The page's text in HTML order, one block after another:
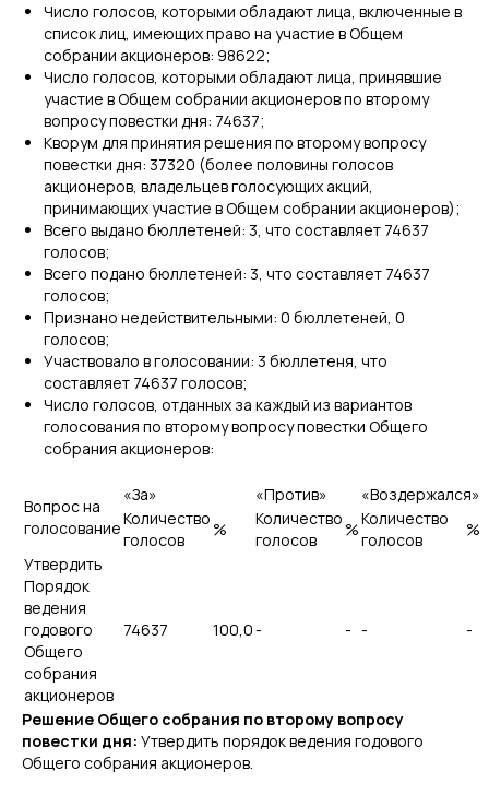
Число голосов, которыми обладают лица, включенные в
список лиц, имеющих право на участие в Общем
собрании акционеров: 98622;
Число голосов, которыми обладают лица, принявшие
участие в Общем собрании акционеров по второму
вопросу повестки дня: 74637;
Кворум для принятия решения по второму вопросу
повестки дня: 37320 (более половины голосов
акционеров, владельцев голосующих акций,
принимающих участие в Общем собрании акционеров);
Всего выдано бюллетеней: 3, что составляет 74637
голосов;
Всего подано бюллетеней: 3, что составляет 74637
голосов;
Признано недействительными: 0 бюллетеней, 0
голосов;
Участвовало в голосовании: 3 бюллетеня, что
составляет 74637 голосов;
Число голосов, отданных за каждый из вариантов
голосования по второму вопросу повестки Общего
собрания акционеров:
Вопрос на
голосование
«За» «Против»
«Воздержался»
Количество
голосов
%
Количество
голосов
%
Количество
голосов
%
Утвердить
Порядок
ведения
годового
Общего
собрания
акционеров
74637 100,0- - - -
Решение Общего собрания по второму вопросу
повестки дня: Утвердить порядок ведения годового
Общего собрания акционеров.